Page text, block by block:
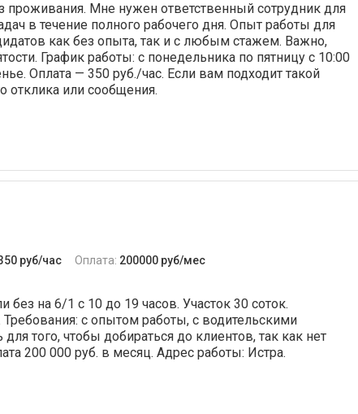
Мне нужен ответственный сотрудник для
в течение полного рабочего дня. Опыт работы для
как без опыта, так и с любым стажем. Важно,
График работы: с понедельника по пятницу с 10:00
Оплата — 350 руб./час. Если вам подходит такой
отклика или сообщения.
руб/час Оплата: 200000 руб/мес
на 6/1 с 10 до 19 часов. Участок 30 соток.
Требования: с опытом работы, с водительскими
того, чтобы добираться до клиентов, так как нет
200 000 руб. в месяц. Адрес работы: Истра.